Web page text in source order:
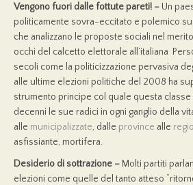
Vengono fuori dalle fottute pareti! – Un
politicamente sovra-eccitato e polemico
che analizzano le proposte sociali nel
occhi del calcetto elettorale all’italiana
secoli come la politicizzazione pervasiva
alle ultime elezioni politiche del 2008 ha
strumento principe col quale questa classe
decenni le sue radici in ogni ganglio della
alle municipalizzate, dalle province alle
asfissiante, mortifera.
Desiderio di sottrazione – Molti partiti
elezioni come quelle del tanto atteso